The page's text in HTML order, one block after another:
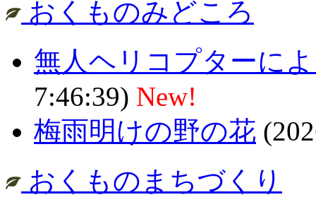
おくものみどころ
無人ヘリコプターに
7:46:39) New!
梅雨明けの野の花
おくものまちづくり